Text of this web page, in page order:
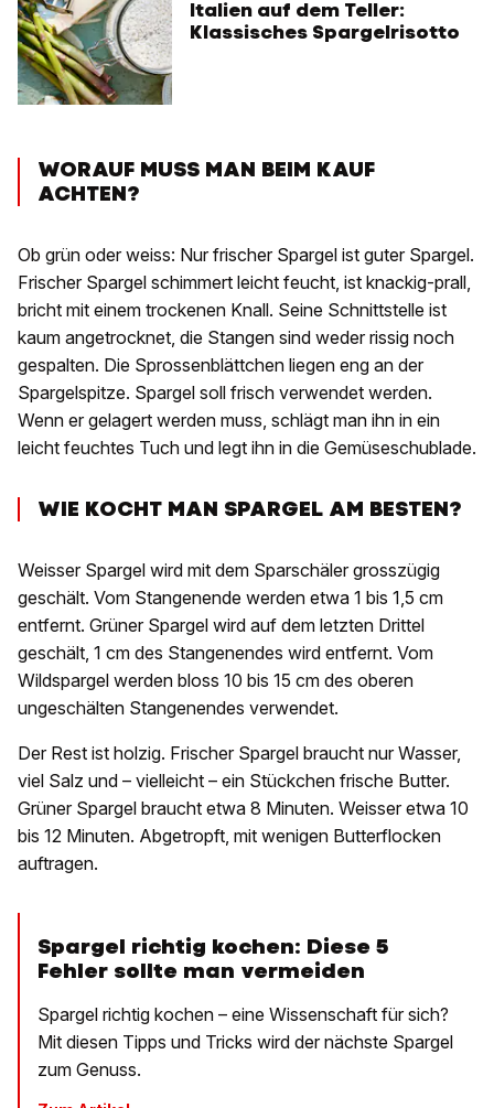
Italien auf dem Teller:
Klassisches Spargelrisotto
WORAUF MUSS MAN BEIM KAUF
ACHTEN?
Ob grün oder weiss: Nur frischer Spargel ist guter Spargel.
Frischer Spargel schimmert leicht feucht, ist knackig-prall,
bricht mit einem trockenen Knall. Seine Schnittstelle ist
kaum angetrocknet, die Stangen sind weder rissig noch
gespalten. Die Sprossenblättchen liegen eng an der
Spargelspitze. Spargel soll frisch verwendet werden.
Wenn er gelagert werden muss, schlägt man ihn in ein
leicht feuchtes Tuch und legt ihn in die Gemüseschublade.
WIE KOCHT MAN SPARGEL AM BESTEN?
Weisser Spargel wird mit dem Sparschäler grosszügig
geschält. Vom Stangenende werden etwa 1 bis 1,5 cm
entfernt. Grüner Spargel wird auf dem letzten Drittel
geschält, 1 cm des Stangenendes wird entfernt. Vom
Wildspargel werden bloss 10 bis 15 cm des oberen
ungeschälten Stangenendes verwendet.
Der Rest ist holzig. Frischer Spargel braucht nur Wasser,
viel Salz und – vielleicht – ein Stückchen frische Butter.
Grüner Spargel braucht etwa 8 Minuten. Weisser etwa 10
bis 12 Minuten. Abgetropft, mit wenigen Butterflocken
auftragen.
Spargel richtig kochen: Diese 5
Fehler sollte man vermeiden
Spargel richtig kochen – eine Wissenschaft für sich?
Mit diesen Tipps und Tricks wird der nächste Spargel
zum Genuss.